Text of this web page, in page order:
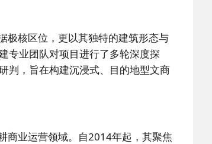
极核区位，更以其独特的建筑形态与
专业团队对项目进行了多轮深度探
判，旨在构建沉浸式、目的地型文商
商业运营领域。自2014年起，其聚焦